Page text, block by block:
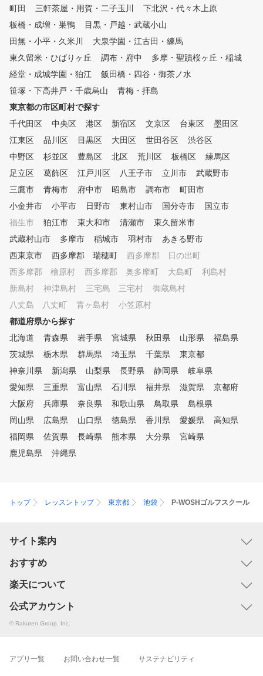
舗を除く）
町田
三軒茶屋・用賀・二子玉川
下北沢・代々木上原
板橋・成増・巣鴨
目黒・戸越・武蔵小山
田無・小平・久米川
大泉学園・江古田・練馬
東久留米・ひばりヶ丘
調布・府中
多摩・聖蹟桜ヶ丘・稲城
経堂・成城学園・狛江
飯田橋・四谷・御茶ノ水
笹塚・下高井戸・千歳烏山
青梅・拝島
東京都の市区町村で探す
千代田区
中央区 港区 新宿区 文京区 台東区
墨田区
江東区
品川区 目黒区 大田区 世田谷区
渋谷区
中野区
杉並区 豊島区 北区 荒川区 板橋区
練馬区
足立区
葛飾区 江戸川区 八王子市 立川市
武蔵野市
三鷹市
青梅市 府中市 昭島市 調布市
町田市
小金井市
小平市 日野市 東村山市 国分寺市
国立市
福生市
狛江市 東大和市 清瀬市
東久留米市
武蔵村山市
多摩市 稲城市 羽村市
あきる野市
西東京市
西多摩郡 瑞穂町
西多摩郡 日の出町
西多摩郡 檜原村
西多摩郡 奥多摩町 大島町
利島村
新島村
神津島村 三宅島 三宅村
御蔵島村
八丈島 八丈町
青ヶ島村
小笠原村
都道府県から探す
北海道
青森県 岩手県 宮城県 秋田県 山形県
福島県
茨城県
栃木県 群馬県 埼玉県 千葉県
東京都
神奈川県
新潟県 山梨県 長野県 静岡県
岐阜県
愛知県
三重県 富山県 石川県 福井県 滋賀県
京都府
大阪府
兵庫県 奈良県 和歌山県 鳥取県
島根県
岡山県
広島県 山口県 徳島県 香川県 愛媛県
高知県
福岡県
佐賀県 長崎県 熊本県 大分県
宮崎県
鹿児島県
沖縄県
トップ レッスントップ 東京都 池袋 P-WOSHゴルフスクール
サイト案内
おすすめ
楽天について
公式アカウント
© Rakuten Group, Inc.
アプリ一覧 お問い合わせ一覧 サステナビリティ